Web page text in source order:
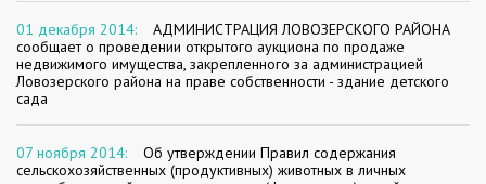
01 декабря 2014:
АДМИНИСТРАЦИЯ ЛОВОЗЕРСКОГО РАЙОНА
сообщает о проведении открытого аукциона по продаже
недвижимого имущества, закрепленного за администрацией
Ловозерского района на праве собственности - здание детского
сада
07 ноября 2014:
Об утверждении Правил содержания
сельскохозяйственных (продуктивных) животных в личных